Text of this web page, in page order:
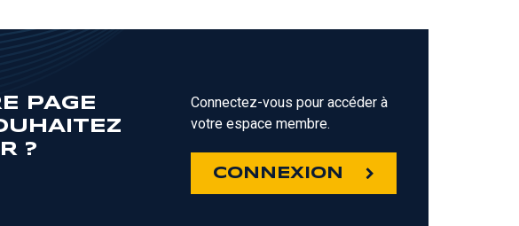
PAGE
?
Connectez-vous pour accéder à
votre espace membre.
CONNEXION